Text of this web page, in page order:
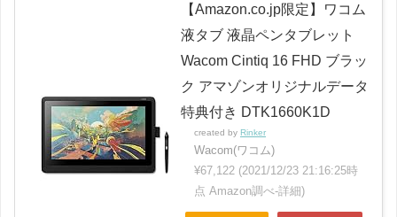
【Amazon.co.jp限定】ワコム
液タブ 液晶ペンタブレット
Wacom Cintiq 16 FHD ブラッ
ク アマゾンオリジナルデータ
特典付き DTK1660K1D
created by Rinker
Wacom(ワコム)
¥67,122 (2021/12/23 21:16:25時
点 Amazon調べ-詳細)